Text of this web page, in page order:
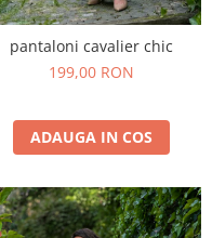
pantaloni cavalier chic
199,00 RON
ADAUGA IN COS